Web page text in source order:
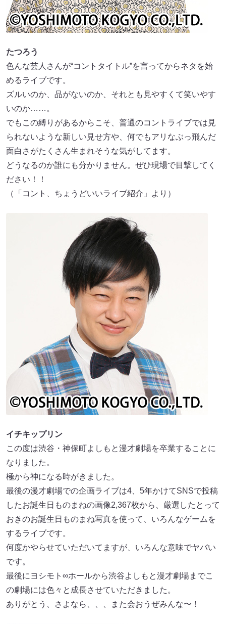
たつろう
色んな芸人さんが“コントタイトル”を言ってからネタを始
めるライブです。
ズルいのか、品がないのか、それとも見やすくて笑いやす
いのか……。
でもこの縛りがあるからこそ、普通のコントライブでは見
られないような新しい見せ方や、何でもアリなぶっ飛んだ
面白さがたくさん生まれそうな気がしてます。
どうなるのか誰にも分かりません。ぜひ現場で目撃してく
ださい！！
（「コント、ちょうどいいライブ紹介」より）
イチキップリン
この度は渋谷・神保町よしもと漫才劇場を卒業することに
なりました。
極から神になる時がきました。
最後の漫才劇場での企画ライブは4、5年かけてSNSで投稿
したお誕生日ものまねの画像2,367枚から、厳選したとって
おきのお誕生日ものまね写真を使って、いろんなゲームを
するライブです。
何度かやらせていただいてますが、いろんな意味でヤバい
です。
最後にヨシモト∞ホールから渋谷よしもと漫才劇場までこ
の劇場には色々と成長させていただきました。
ありがとう、さよなら、、、また会おうぜみんな〜！